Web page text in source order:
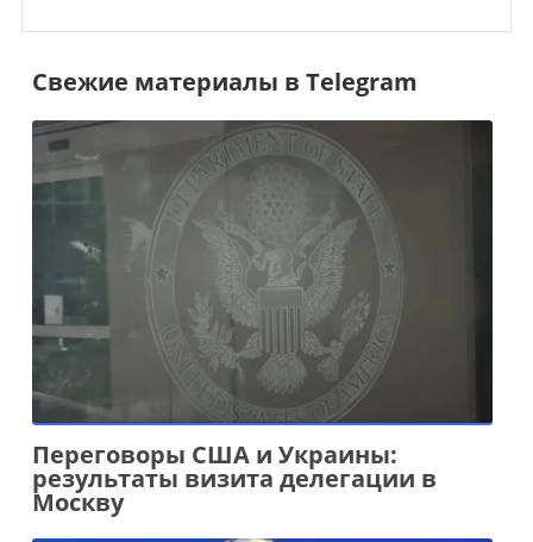
Свежие материалы в Telegram
Переговоры США и Украины:
результаты визита делегации в
Москву